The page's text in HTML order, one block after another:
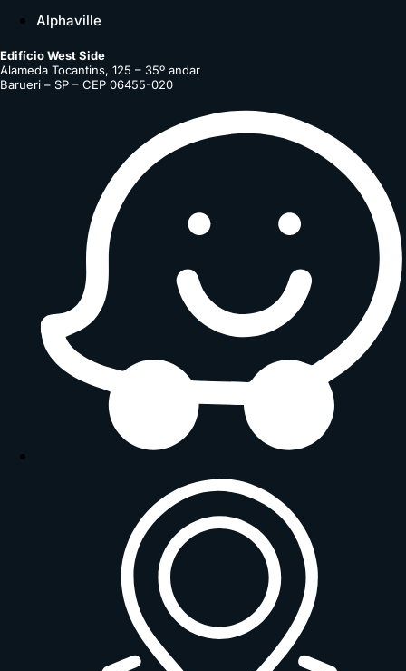
Alphaville
Edifício West Side
Alameda Tocantins, 125 – 35º andar
Barueri – SP – CEP 06455-020